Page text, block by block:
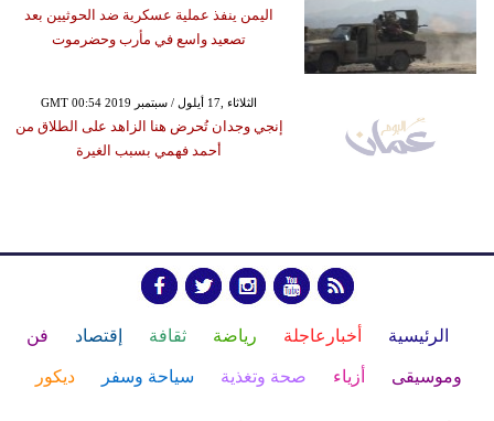
اليمن ينفذ عملية عسكرية ضد الحوثيين بعد
تصعيد واسع في مأرب وحضرموت
GMT 00:54 2019 الثلاثاء ,17 أيلول / سبتمبر
إنجي وجدان تُحرض هنا الزاهد على الطلاق من
أحمد فهمي بسبب الغيرة
الرئيسية أخبارعاجلة رياضة ثقافة إقتصاد فن
وموسيقى أزياء صحة وتغذية سياحة وسفر ديكور